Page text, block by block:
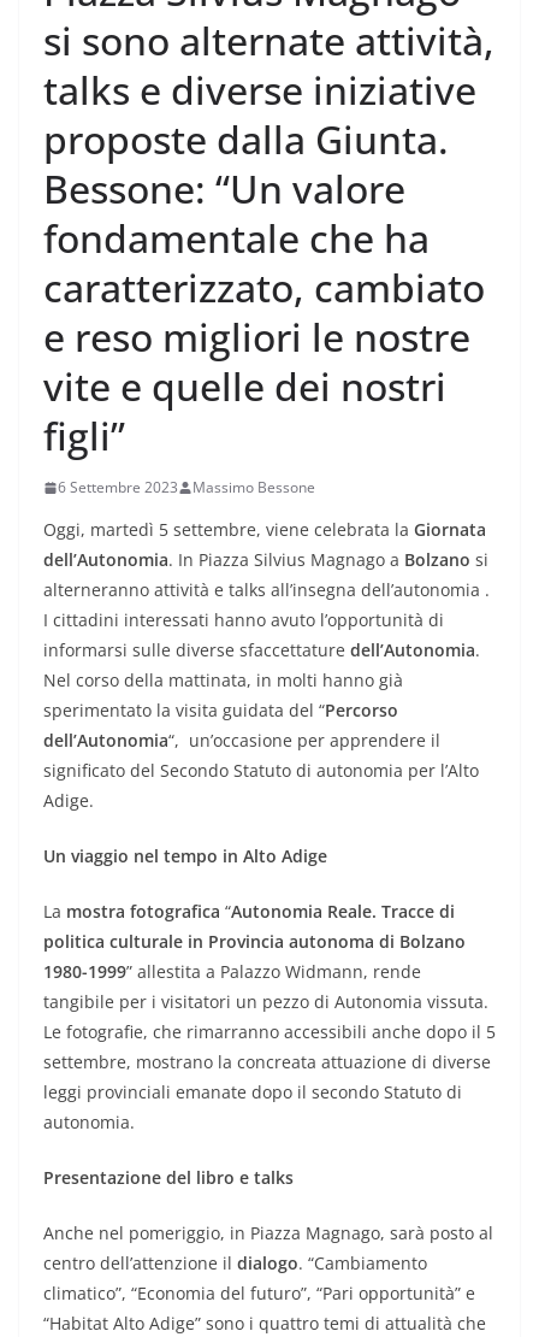
si sono alternate attività,
talks e diverse iniziative
proposte dalla Giunta.
Bessone: “Un valore
fondamentale che ha
caratterizzato, cambiato
e reso migliori le nostre
vite e quelle dei nostri
figli”
6 Settembre 2023 Massimo Bessone
Oggi, martedì 5 settembre, viene celebrata la Giornata
dell’Autonomia. In Piazza Silvius Magnago a Bolzano si
alterneranno attività e talks all’insegna dell’autonomia .
I cittadini interessati hanno avuto l’opportunità di
informarsi sulle diverse sfaccettature dell’Autonomia.
Nel corso della mattinata, in molti hanno già
sperimentato la visita guidata del “Percorso
dell’Autonomia“, un’occasione per apprendere il
significato del Secondo Statuto di autonomia per l’Alto
Adige.
Un viaggio nel tempo in Alto Adige
La mostra fotografica “Autonomia Reale. Tracce di
politica culturale in Provincia autonoma di Bolzano
1980-1999” allestita a Palazzo Widmann, rende
tangibile per i visitatori un pezzo di Autonomia vissuta.
Le fotografie, che rimarranno accessibili anche dopo il 5
settembre, mostrano la concreata attuazione di diverse
leggi provinciali emanate dopo il secondo Statuto di
autonomia.
Presentazione del libro e talks
Anche nel pomeriggio, in Piazza Magnago, sarà posto al
centro dell’attenzione il dialogo. “Cambiamento
climatico”, “Economia del futuro”, “Pari opportunità” e
“Habitat Alto Adige” sono i quattro temi di attualità che